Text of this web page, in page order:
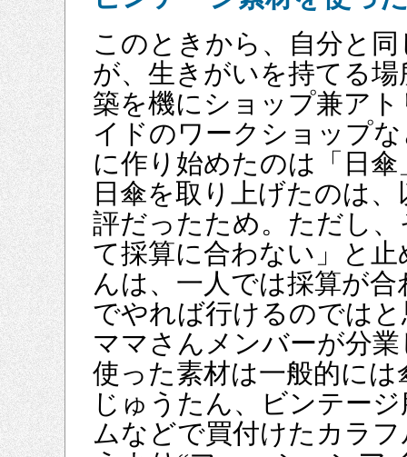
このときから、自分と
が、生きがいを持てる
築を機にショップ兼ア
イドのワークショップ
に作り始めたのは「日
日傘を取り上げたのは
評だったため。ただし
て採算に合わない」と
んは、一人では採算が
でやれば行けるのでは
ママさんメンバーが分
使った素材は一般的に
じゅうたん、ビンテー
ムなどで買付けたカラ